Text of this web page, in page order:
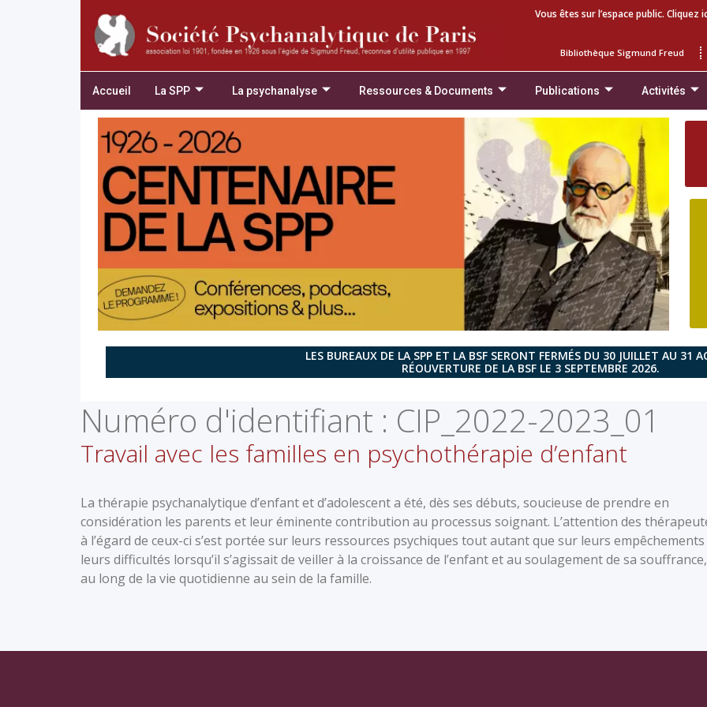
Vous êtes sur l’espace public.
Bibliothèque Sigmund Freud
Accueil La SPP La psychanalyse Ressources & Documents Publications Activités
LES BUREAUX DE LA SPP ET LA BSF SERONT FERMÉS DU 30 JUILLET AU 31
RÉOUVERTURE DE LA BSF LE 3 SEPTEMBRE 2026.
Numéro d'identifiant : CIP_2022-2023_01
Travail avec les familles en psychothérapie d’enfant
La thérapie psychanalytique d’enfant et d’adolescent a été, dès ses débuts, soucieuse de prendre en
considération les parents et leur éminente contribution au processus soignant. L’attention des
à l’égard de ceux-ci s’est portée sur leurs ressources psychiques tout autant que sur leurs
leurs difficultés lorsqu’il s’agissait de veiller à la croissance de l’enfant et au soulagement de sa souffrance,
au long de la vie quotidienne au sein de la famille.